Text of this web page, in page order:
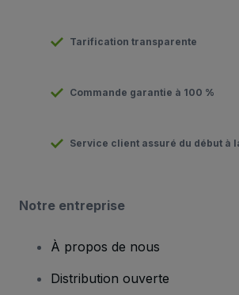
Tarification transparente
Commande garantie à 100 %
Service client assuré du début à
Notre entreprise
À propos de nous
Distribution ouverte